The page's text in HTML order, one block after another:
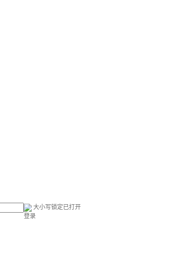
大小写锁定已打开
登录